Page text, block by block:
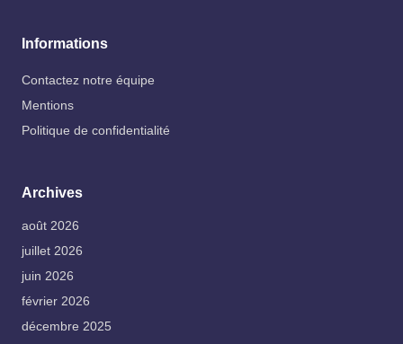
Informations
Contactez notre équipe
Mentions
Politique de confidentialité
Archives
août 2026
juillet 2026
juin 2026
février 2026
décembre 2025